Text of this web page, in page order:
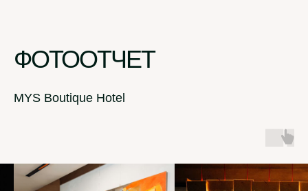
ФОТООТЧЕТ
MYS Boutique Hotel